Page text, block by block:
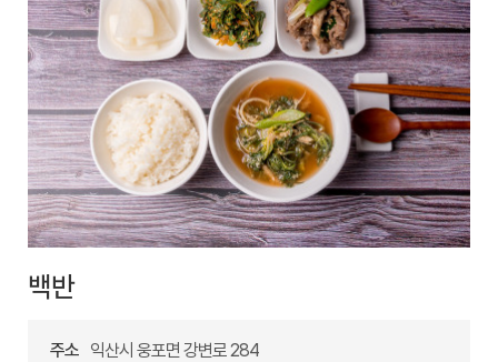
백반
주소 익산시 웅포면 강변로 284